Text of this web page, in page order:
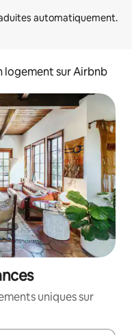
logement sur Airbnb
uniques sur